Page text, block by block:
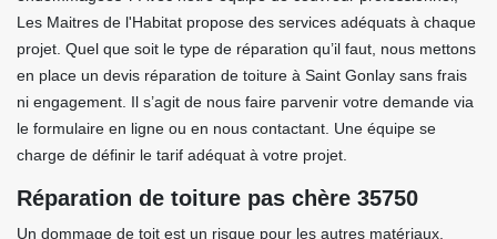
Les Maitres de l'Habitat propose des services adéquats à chaque
projet. Quel que soit le type de réparation qu’il faut, nous mettons
en place un devis réparation de toiture à Saint Gonlay sans frais
ni engagement. Il s’agit de nous faire parvenir votre demande via
le formulaire en ligne ou en nous contactant. Une équipe se
charge de définir le tarif adéquat à votre projet.
Réparation de toiture pas chère 35750
Un dommage de toit est un risque pour les autres matériaux.